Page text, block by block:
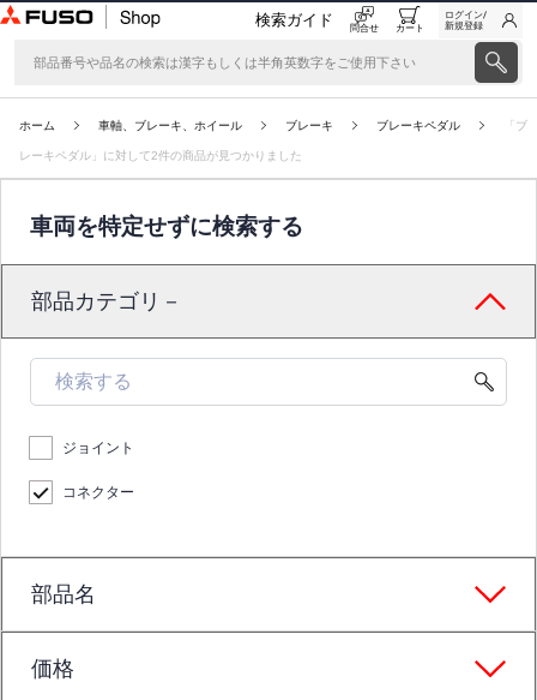
検索ガイド 問合せ カート
ログイン/
新規登録
ホーム 車軸、ブレーキ、ホイール ブレーキ ブレーキペダル 「ブ
レーキペダル」に対して2件の商品が見つかりました
車両を特定せずに検索する
部品カテゴリ－
ジョイント
コネクター
部品名
価格